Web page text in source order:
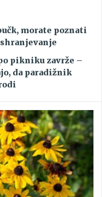
morate poznati
pikniku zavrže –
da paradižnik